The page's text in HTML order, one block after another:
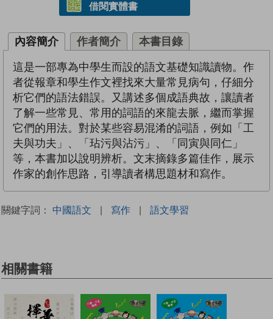
借閱實體書
內容簡介 作者簡介 本書目錄
這是一部專為中學生而設的語文基礎知識讀物。作
者從報章和學生作文裡找來大量常見病句，仔細分
析它們的語法錯誤。又講述多個成語典故，讓讀者
了解一些常見、常用的詞語的來龍去脈，繼而掌握
它們的用法。對於某些容易混淆的詞語，例如「工
夫與功夫」、「玷污與沾污」、「同寅與同仁」
等，本書加以說明辨析。文末摘錄多篇佳作，展示
作家的創作思路，引導讀者構思題材和寫作。
關鍵字詞： 中國語文 | 寫作 | 語文學習
相關書籍